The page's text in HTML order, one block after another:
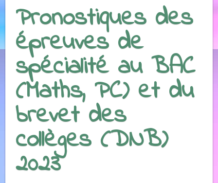
Pronostiques des
épreuves de
spécialité au BAC
(Maths, PC) et du
brevet des
collèges (DNB)
2023